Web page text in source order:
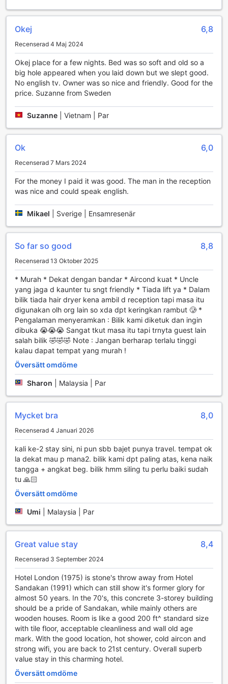
att du kan avnjuta läckra rätter i bekvämligheten av ditt
För att göra incheckningen så smidig som möjligt finns det
express check-in och check-out, vilket sparar tid och gör
att du kan fokusera på att njuta av din vistelse. Hotellet
erbjuder även bagageförvaring, så att du kan utforska
Sandakan utan att behöva bära på dina väskor. Dessutom
ser den dagliga städningen till att ditt rum alltid är fräscht
och inbjudande, vilket ger en extra touch av komfort under
Transportmöjligheter på OYO 1027 Hotel London
bekväma och praktiska transportmöjligheter som gör det
enkelt att utforska den vackra omgivningen. Hotellet har en
rymlig bilparkering som är gratis för alla gäster, vilket ger
en stressfri upplevelse för dem som reser med bil. Du kan
tryggt parkera ditt fordon och fokusera på att njuta av din
vistelse utan att oroa dig för parkeringskostnader.
Den kostnadsfria bilparkeringen gör det också möjligt för
frihet att utforska Sandakan och dess omgivningar i din
egen takt. Oavsett om du planerar att besöka lokala
sevärdheter, njuta av natursköna vyer eller delta i kulturella
aktiviteter, ger OYO 1027 Hotel London en idealisk
Bekväma rumfaciliteter på Hotel O London
Upplev en avkopplande vistelse på Hotel O London, där
rummen är utrustade med moderna bekvämligheter för att
göra din vistelse så behaglig som möjligt. Varje rum har en
hårtork, perfekt för att snabbt styla ditt hår efter duschen,
samt en platt-TV med satellit- och kabelkanaler för
underhållning under lugna kvällar. Dessutom erbjuds
kostnadsfritt flaskvatten för att hålla dig hydrerad under
hela dagen.
OYO 1027 Hotel London erbjuder en oförglömlig
gästerna kan njuta av en varierad meny som tillfredsställer
alla smaklökar. Här serveras både lokala och internationella
rätter, tillagade med färska ingredienser av högsta kvalitet.
Den mysiga atmosfären i restaurangen gör det till en
perfekt plats för både avslappnade måltider och speciella
tillfällen. Med ett engagerat team av kockar och servitörer
kan du förvänta dig en service i världsklass som förhöjer
din matupplevelse.
För dem som föredrar att njuta av sina måltider i privatlivet
effektiv rumsservice. Oavsett om du är sugen på en lätt
lunch eller en festlig middag, kan du enkelt beställa direkt
till ditt rum och njuta av en bekväm måltid i en
avkopplande miljö. Dessutom bidrar den dagliga
städservicen till att skapa en ren och behaglig atmosfär,
vilket gör att du kan fokusera på att njuta av din vistelse
och de delikata maträtterna som erbjuds.
Rumserbjudanden på OYO 1027 Hotel London
OYO 1027 Hotel London erbjuder en mångfald av
rumstyper som passar alla typer av resenärer. För par som
söker en romantisk tillflykt finns den eleganta Deluxe King
Room, perfekt för att njuta av en avkopplande natt i en
Okej 6,8
Recenserad 4 Maj 2024
Okej place for a few nights. Bed was so soft and old so a
big hole appeared when you laid down but we slept good.
No english tv. Owner was so nice and friendly. Good for the
price. Suzanne from Sweden
Suzanne Vietnam | Par
Ok 6,0
Recenserad 7 Mars 2024
For the money I paid it was good. The man in the reception
was nice and could speak english.
Mikael Sverige | Ensamresenär
So far so good 8,8
Recenserad 13 Oktober 2025
* Murah * Dekat dengan bandar * Aircond kuat * Uncle
yang jaga d kaunter tu sngt friendly * Tiada lift ya * Dalam
bilik tiada hair dryer kena ambil d reception tapi masa itu
digunakan olh org lain so xda dpt keringkan rambut 🥲 *
Pengalaman menyeramkan : Bilik kami diketuk dan ingin
dibuka 😭😭😭 Sangat tkut masa itu tapi trnyta guest lain
salah bilik 🤣🤣🤣 Note : Jangan berharap terlalu tinggi
kalau dapat tempat yang murah !
Översätt omdöme
Sharon Malaysia | Par
Mycket bra 8,0
Recenserad 4 Januari 2026
kali ke-2 stay sini, ni pun sbb bajet punya travel. tempat ok
la dekat mau p mana2. bilik kami dpt paling atas, kena naik
tangga + angkat beg. bilik hmm siling tu perlu baiki sudah
tu 🙏🏻
Översätt omdöme
Umi Malaysia | Par
Great value stay 8,4
Recenserad 3 September 2024
Hotel London (1975) is stone's throw away from Hotel
Sandakan (1991) which can still show it's former glory for
almost 50 years. In the 70's, this concrete 3-storey building
should be a pride of Sandakan, while mainly others are
wooden houses. Room is like a good 200 ft^ standard size
with tile floor, acceptable cleanliness and wall old age
mark. With the good location, hot shower, cold aircon and
strong wifi, you are back to 21st century. Overall superb
value stay in this charming hotel.
Översätt omdöme